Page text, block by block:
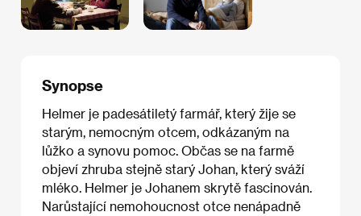
Synopse
Helmer je padesátiletý farmář, který žije se
starým, nemocným otcem, odkázaným na
lůžko a synovu pomoc. Občas se na farmě
objeví zhruba stejně starý Johan, který sváží
mléko. Helmer je Johanem skrytě fascinován.
Narůstající nemohoucnost otce nenápadně